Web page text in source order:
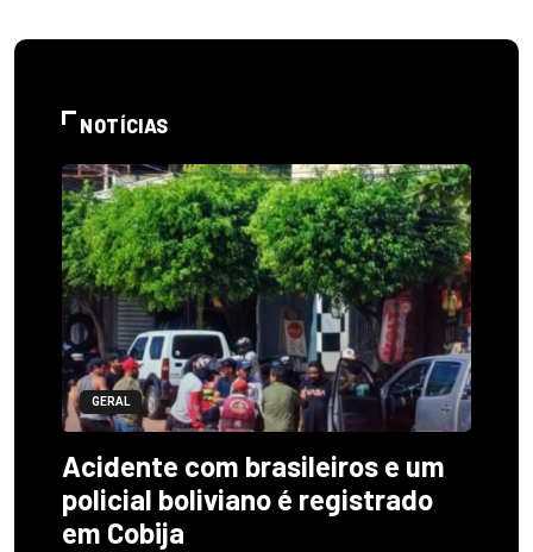
NOTÍCIAS
GERAL
Acidente com brasileiros e um
policial boliviano é registrado
em Cobija